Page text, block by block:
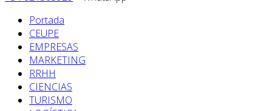
Portada
CEUPE
EMPRESAS
MARKETING
RRHH
CIENCIAS
TURISMO